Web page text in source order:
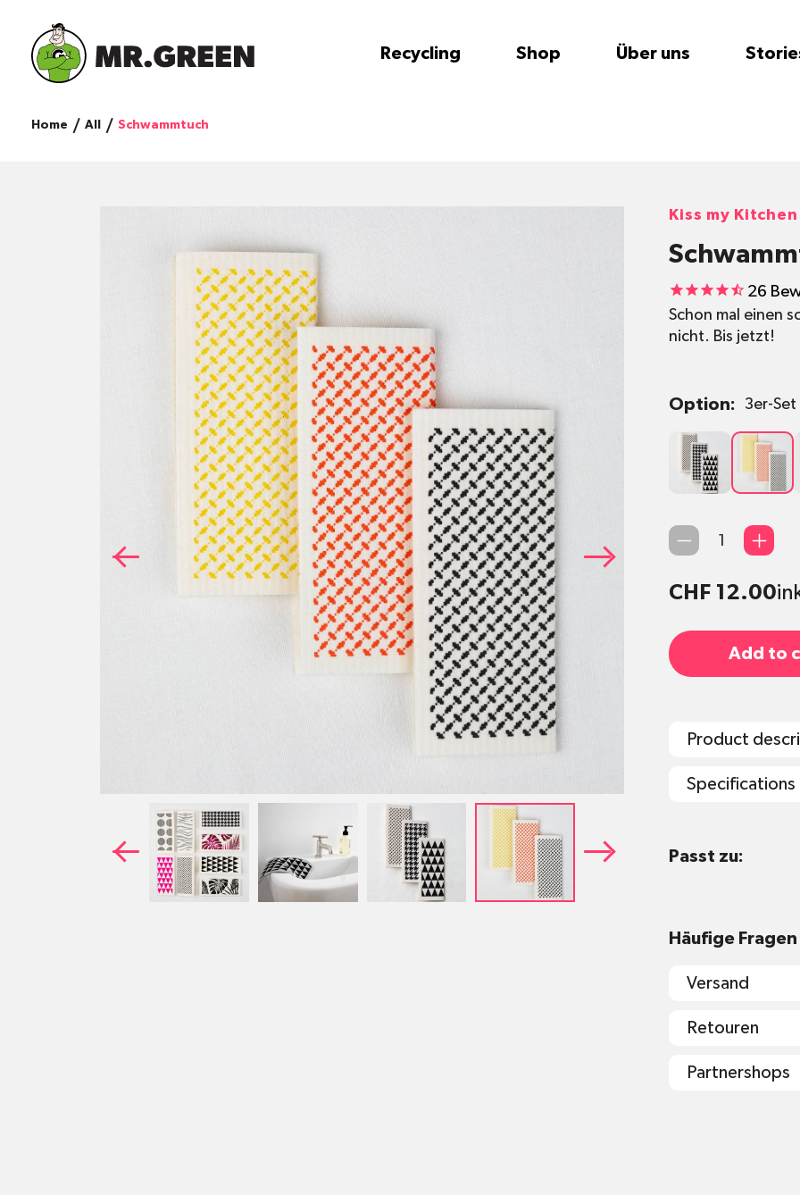
Recycling Shop Über uns
Home All Schwammtuch
Kiss my Kitchen
26
Schon mal einen
nicht. Bis jetzt!
Option: 3er-
3er-Set
Tokio
3er-Set
Qty
CHF 12.00
Add to
Product
Specifications
Ideal für den
Schweden
Masse: ca. 17
Passt zu:
Häufige Fragen
Versand
Retouren
Partnershops